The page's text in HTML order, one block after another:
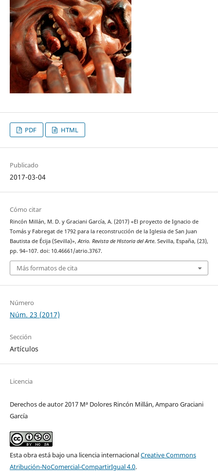
PDF HTML
Publicado
2017-03-04
Cómo citar
Rincón Millán, M. D. y Graciani García, A. (2017) «El proyecto de Ignacio de
Tomás y Fabregat de 1792 para la reconstrucción de la Iglesia de San Juan
Bautista de Écija (Sevilla)», Atrio. Revista de Historia del Arte. Sevilla, España, (23),
pp. 94–107. doi: 10.46661/atrio.3767.
Más formatos de cita
Número
Núm. 23 (2017)
Sección
Artículos
Licencia
Derechos de autor 2017 Mª Dolores Rincón Millán, Amparo Graciani
García
Esta obra está bajo una licencia internacionalCreative Commons
Atribución-NoComercial-CompartirIgual 4.0.